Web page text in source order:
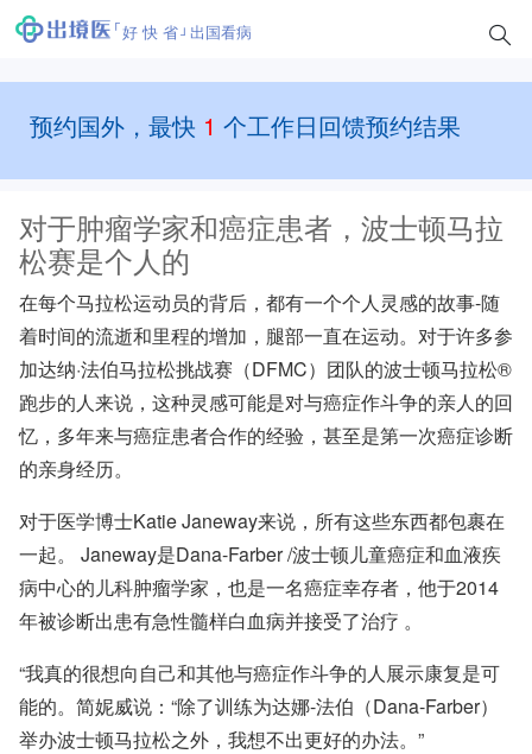
好 快 省 出国看病
预约国外，最快 1 个工作日回馈预约结果
对于肿瘤学家和癌症患者，波士顿马拉
松赛是个人的
在每个马拉松运动员的背后，都有一个个人灵感的故事-随
着时间的流逝和里程的增加，腿部一直在运动。对于许多参
加达纳·法伯马拉松挑战赛（DFMC）团队的波士顿马拉松®
跑步的人来说，这种灵感可能是对与癌症作斗争的亲人的回
忆，多年来与癌症患者合作的经验，甚至是第一次癌症诊断
的亲身经历。
对于医学博士Katie Janeway来说， 所有这些东西都包裹在
一起。 Janeway是Dana-Farber /波士顿儿童癌症和血液疾
病中心的儿科肿瘤学家，也是一名癌症幸存者，他于2014
年被诊断出患有急性髓样白血病并接受了治疗 。
“我真的很想向自己和其他与癌症作斗争的人展示康复是可
能的。简妮威说：“除了训练为达娜-法伯（Dana-Farber）
举办波士顿马拉松之外，我想不出更好的办法。”